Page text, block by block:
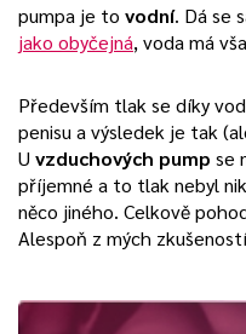
pumpa je to vodní. Dá se
jako obyčejná, voda má
Především tlak se díky
penisu a výsledek je tak
U vzduchových pump se
příjemné a to tlak nebyl
něco jiného. Celkově
Alespoň z mých